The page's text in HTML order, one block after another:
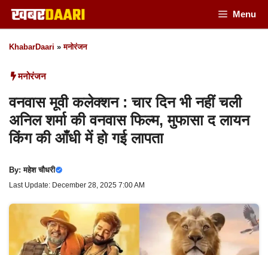
Skip
to
content
Menu
KhabarDaari »मनोरंजन
मनोरंजन
वनवास मूवी कलेक्शन : चार दिन भी नहीं चली
अनिल शर्मा की वनवास फिल्म, मुफासा द लायन
किंग की आँधी में हो गई लापता
By:महेश चौधरी
Last Update: December 28, 2025 7:00 AM